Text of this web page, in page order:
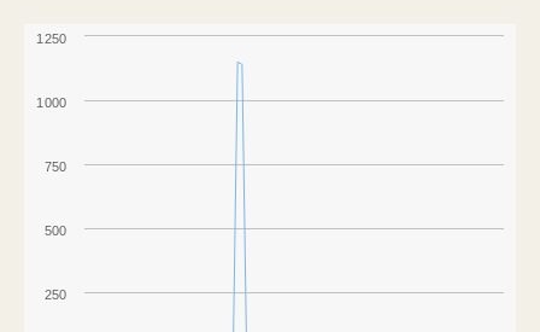
250
500
750
1000
1250